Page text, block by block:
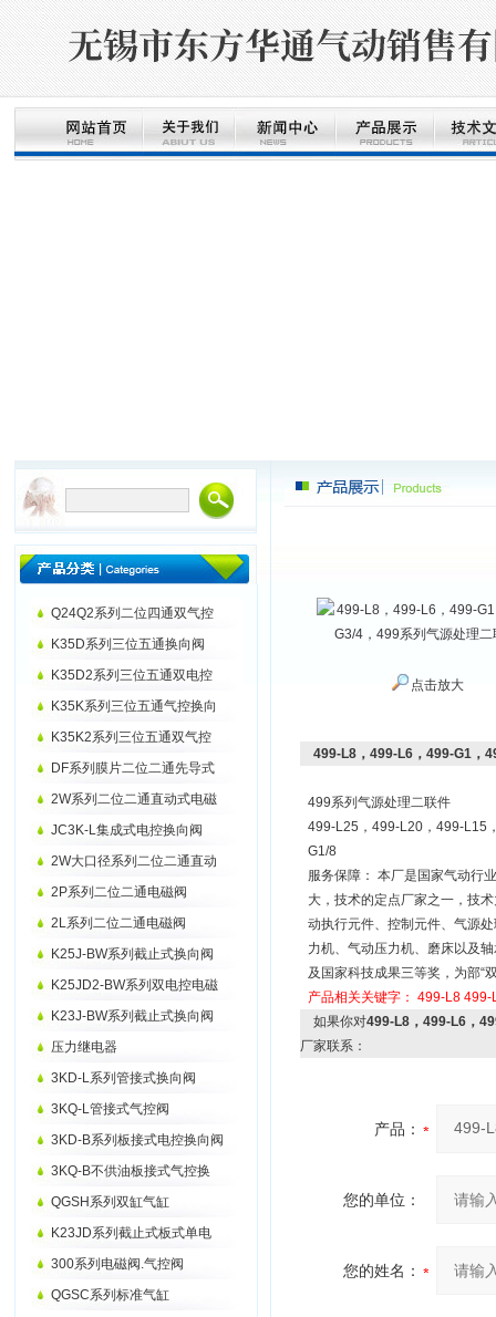
Q24Q2系列二位四通双气控
K35D系列三位五通换向阀
K35D2系列三位五通双电控
K35K系列三位五通气控换向
K35K2系列三位五通双气控
DF系列膜片二位二通先导式
2W系列二位二通直动式电磁
JC3K-L集成式电控换向阀
2W大口径系列二位二通直动
2P系列二位二通电磁阀
2L系列二位二通电磁阀
K25J-BW系列截止式换向阀
K25JD2-BW系列双电控电磁
K23J-BW系列截止式换向阀
压力继电器
3KD-L系列管接式换向阀
3KQ-L管接式气控阀
3KD-B系列板接式电控换向阀
3KQ-B不供油板接式气控换
QGSH系列双缸气缸
K23JD系列截止式板式单电
300系列电磁阀.气控阀
QGSC系列标准气缸
点击放大
499-L8，499-L6，499-G1，
499系列气源处理二联件
499-L25，499-L20，499-L15
G1/8
服务保障： 本厂是国家气动行
大，技术的定点厂家之一，技
动执行元件、控制元件、气源
力机、气动压力机、磨床以及
及国家科技成果三等奖，为部“
产品相关关键字： 499-L8 499-
如果你对499-L8，499-L6，
厂家联系：
产品：
您的单位：
您的姓名：